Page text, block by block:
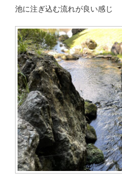
池に注ぎ込む流れが良い感じ